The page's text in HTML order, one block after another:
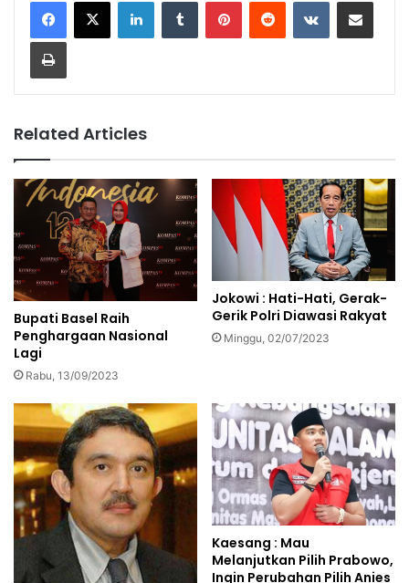
Print
Related Articles
Bupati Basel Raih
Penghargaan Nasional
Lagi
Rabu, 13/09/2023
Jokowi : Hati-Hati, Gerak-
Gerik Polri Diawasi Rakyat
Minggu, 02/07/2023
Kaesang : Mau
Melanjutkan Pilih Prabowo,
Ingin Perubahan Pilih Anies